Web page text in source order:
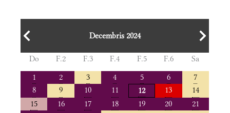
Decembris 2024
Do F.2 F.3 F.4 F.5 F.6
Sa
1
2 3 4 5 6
7
8
9 10 11 12 13
14
15
16 17 18 19 20
21